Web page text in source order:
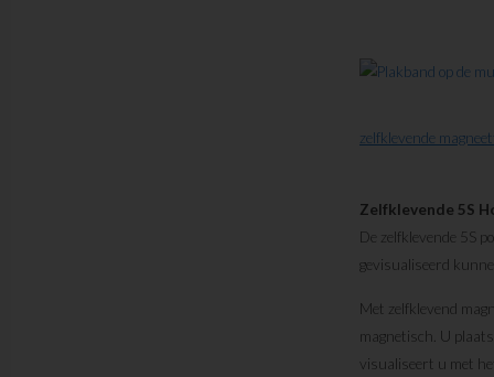
zelfklevende
Zelfklevende 5S
De zelfklevende 5S
gevisualiseerd
Met zelfklevend
magnetisch. U
visualiseert u met